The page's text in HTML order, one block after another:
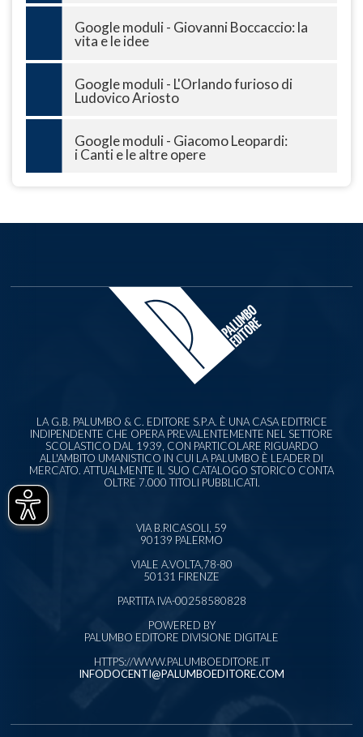
Google moduli - Giovanni Boccaccio: la
vita e le idee
Google moduli - L'Orlando furioso di
Ludovico Ariosto
Google moduli - Giacomo Leopardi:
i Canti e le altre opere
LA G.B. PALUMBO & C. EDITORE S.P.A. È UNA CASA EDITRICE
INDIPENDENTE CHE OPERA PREVALENTEMENTE NEL SETTORE
SCOLASTICO DAL 1939, CON PARTICOLARE RIGUARDO
ALL'AMBITO UMANISTICO IN CUI LA PALUMBO È LEADER DI
MERCATO. ATTUALMENTE IL SUO CATALOGO STORICO CONTA
OLTRE 7.000 TITOLI PUBBLICATI.
VIA B.RICASOLI, 59
90139 PALERMO
VIALE A.VOLTA,78-80
50131 FIRENZE
PARTITA IVA-00258580828
POWERED BY
PALUMBO EDITORE DIVISIONE DIGITALE
HTTPS://WWW.PALUMBOEDITORE.IT
INFODOCENTI@PALUMBOEDITORE.COM